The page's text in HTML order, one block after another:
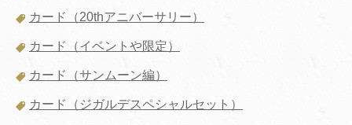
カード（20thアニバーサリー）
カード（イベントや限定）
カード（サンムーン編）
カード（ジガルデスペシャルセット）